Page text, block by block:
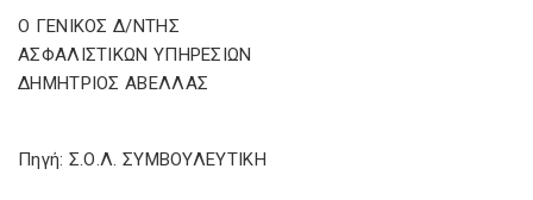
Ο ΓΕΝΙΚΟΣ Δ/ΝΤΗΣ
ΑΣΦΑΛΙΣΤΙΚΩΝ ΥΠΗΡΕΣΙΩΝ
ΔΗΜΗΤΡΙΟΣ ΑΒΕΛΛΑΣ
Πηγή: Σ.Ο.Λ. ΣΥΜΒΟΥΛΕΥΤΙΚΗ